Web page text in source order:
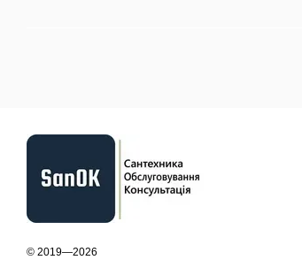
© 2019—2026